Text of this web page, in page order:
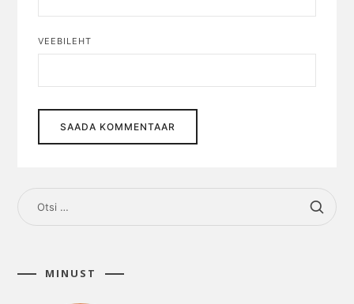
VEEBILEHT
MINUST